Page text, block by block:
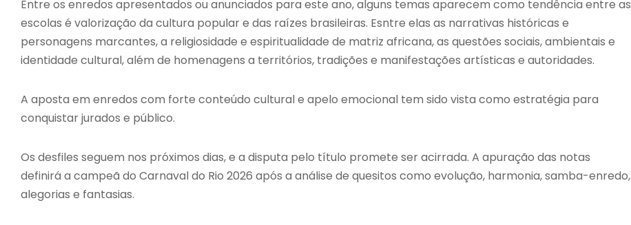
Entre os enredos apresentados ou anunciados para este ano, alguns temas aparecem como tendência entre as
escolas é valorização da cultura popular e das raízes brasileiras. Esntre elas as narrativas históricas e
personagens marcantes, a religiosidade e espiritualidade de matriz africana, as questões sociais, ambientais e
identidade cultural, além de homenagens a territórios, tradições e manifestações artísticas e autoridades.
A aposta em enredos com forte conteúdo cultural e apelo emocional tem sido vista como estratégia para
conquistar jurados e público.
Os desfiles seguem nos próximos dias, e a disputa pelo título promete ser acirrada. A apuração das notas
definirá a campeã do Carnaval do Rio 2026 após a análise de quesitos como evolução, harmonia, samba-enredo,
alegorias e fantasias.